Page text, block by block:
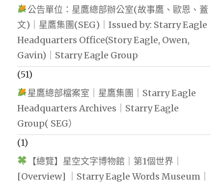
公告單位：星鷹總部辦公室(故事鷹、歐恩、蓋
文)｜星鷹集團(SEG)｜Issued by: Starry Eagle
Headquarters Office(Story Eagle, Owen,
Gavin)｜Starry Eagle Group
(51)
星鷹總部檔案室｜星鷹集團｜Starry Eagle
Headquarters Archives｜Starry Eagle
Group( SEG）
(1)
【總覽】星空文字博物館｜第1個世界｜
[Overview] ｜Starry Eagle Words Museum｜